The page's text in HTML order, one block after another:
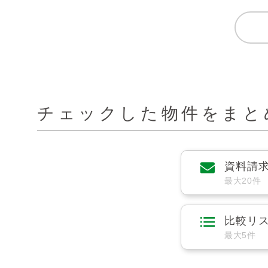
チェックした物件をまと
資料請
最大20件
比較リ
最大5件